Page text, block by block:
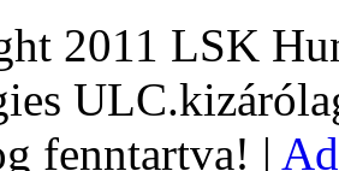
2011 LSK
fenntartva! |